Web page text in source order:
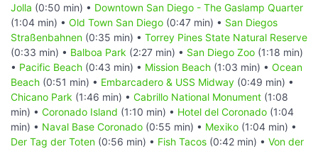
Jolla (0:50 min) • Downtown San Diego - The Gaslamp Quarter
(1:04 min) • Old Town San Diego (0:47 min) • San Diegos
Straßenbahnen (0:35 min) • Torrey Pines State Natural Reserve
(0:33 min) • Balboa Park (2:27 min) • San Diego Zoo (1:18 min)
• Pacific Beach (0:43 min) • Mission Beach (1:03 min) • Ocean
Beach (0:51 min) • Embarcadero & USS Midway (0:49 min) •
Chicano Park (1:46 min) • Cabrillo National Monument (1:08
min) • Coronado Island (1:10 min) • Hotel del Coronado (1:04
min) • Naval Base Coronado (0:55 min) • Mexiko (1:04 min) •
Der Tag der Toten (0:56 min) • Fish Tacos (0:42 min) • Von der